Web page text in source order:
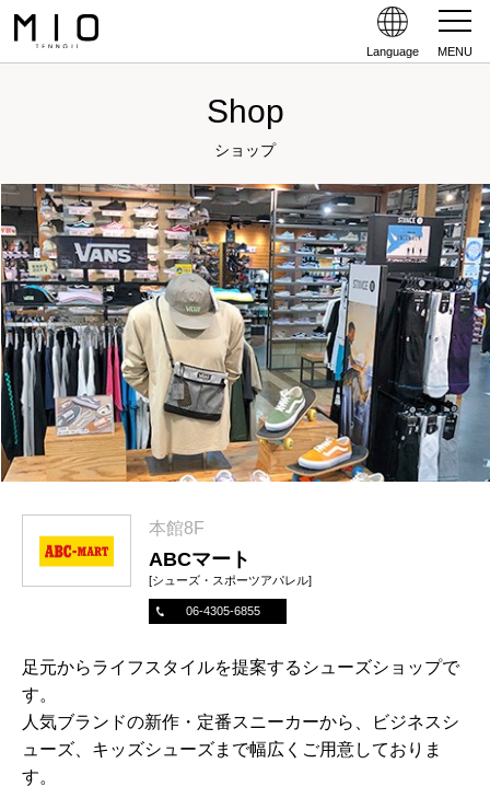
Language MENU
Shop
ショップ
本館8F
ABCマート
[シューズ・スポーツアパレル]
06-4305-6855
足元からライフスタイルを提案するシューズショップで
す。
人気ブランドの新作・定番スニーカーから、ビジネスシ
ューズ、キッズシューズまで幅広くご用意しておりま
す。